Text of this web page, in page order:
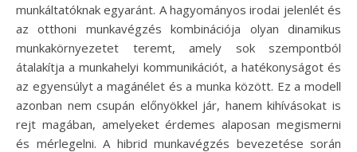
munkáltatóknak egyaránt. A hagyományos irodai jelenlét és
az otthoni munkavégzés kombinációja olyan dinamikus
munkakörnyezetet teremt, amely sok szempontból
átalakítja a munkahelyi kommunikációt, a hatékonyságot és
az egyensúlyt a magánélet és a munka között. Ez a modell
azonban nem csupán előnyökkel jár, hanem kihívásokat is
rejt magában, amelyeket érdemes alaposan megismerni
és mérlegelni. A hibrid munkavégzés bevezetése során